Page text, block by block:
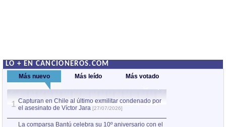
LO + EN CANCIONEROS.COM
Más nuevo Más leído Más votado
1 Capturan en Chile al último exmilitar condenado por
el asesinato de Víctor Jara [27/07/2026]
La comparsa Bantú celebra su 10º aniversario con el